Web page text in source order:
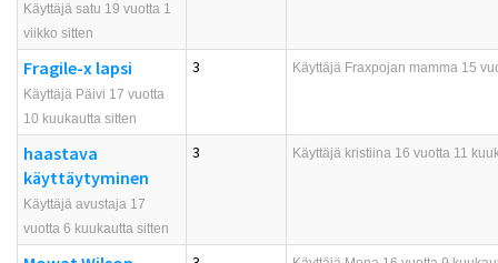
Käyttäjä satu 19 vuotta 1
viikko sitten
Fragile-x lapsi
Käyttäjä Päivi 17 vuotta
10 kuukautta sitten
3 Käyttäjä Fraxpojan mamma 15
haastava
käyttäytyminen
Käyttäjä avustaja 17
vuotta 6 kuukautta sitten
3 Käyttäjä kristiina 16 vuotta 11